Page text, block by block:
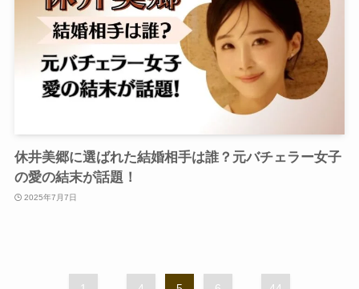
休井美郷に選ばれた結婚相手は誰？元バチェラー女子
の愛の結末が話題！
2025年7月7日